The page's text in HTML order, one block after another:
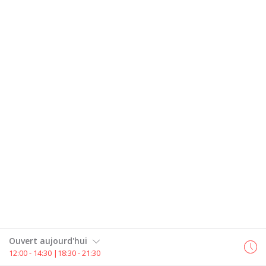
Ouvert aujourd'hui
12:00 - 14:30 |18:30 - 21:30